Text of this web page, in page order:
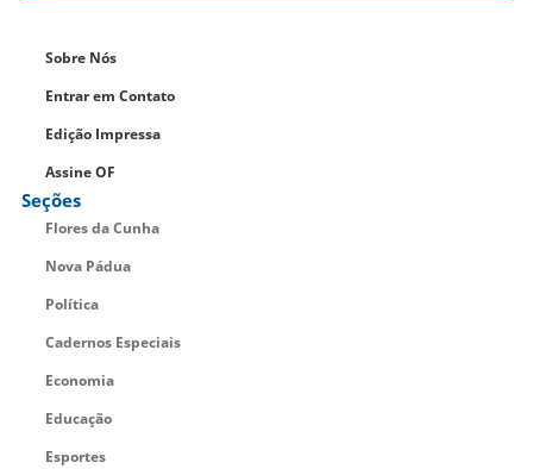
Sobre Nós
Entrar em Contato
Edição Impressa
Assine OF
Seções
Flores da Cunha
Nova Pádua
Política
Cadernos Especiais
Economia
Educação
Esportes